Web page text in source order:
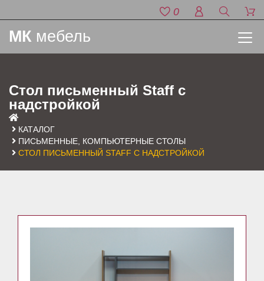
0
МК мебель
Стол письменный Staff c
надстройкой
КАТАЛОГ
ПИСЬМЕННЫЕ, КОМПЬЮТЕРНЫЕ СТОЛЫ
СТОЛ ПИСЬМЕННЫЙ STAFF C НАДСТРОЙКОЙ